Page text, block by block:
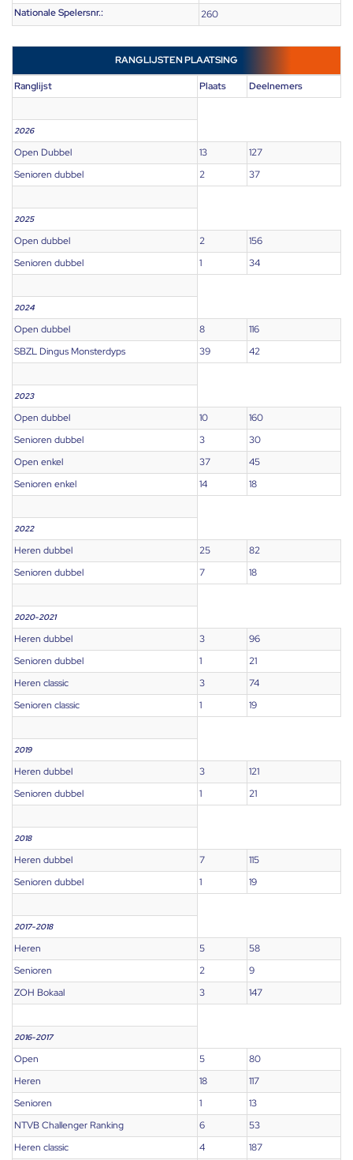
Nationale Spelersnr.:
260
RANGLIJSTEN PLAATSING
Ranglijst Plaats Deelnemers
2026
Open Dubbel 13
127
Senioren dubbel
2 37
2025
Open dubbel 2
156
Senioren dubbel
1 34
2024
Open dubbel 8
116
SBZL Dingus Monsterdyps
39 42
2023
Open dubbel 10
160
Senioren dubbel
3
30
Open enkel
37
45
Senioren enkel
14 18
2022
Heren dubbel 25
82
Senioren dubbel
7 18
2020-2021
Heren dubbel 3
96
Senioren dubbel
1
21
Heren classic
3
74
Senioren classic
1 19
2019
Heren dubbel 3
121
Senioren dubbel
1 21
2018
Heren dubbel 7
115
Senioren dubbel
1 19
2017-2018
Heren 5
58
Senioren
2
9
ZOH Bokaal
3 147
2016-2017
Open 5
80
Heren
18
117
Senioren
1
13
NTVB Challenger Ranking
6
53
Heren classic
4
187